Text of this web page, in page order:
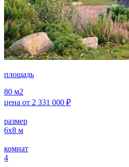
площадь
80 м2
цена от 2 331 000 ₽
размер
6х8 м
комнат
4